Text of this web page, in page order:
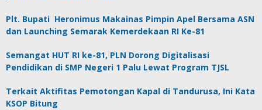
Plt. Bupati Heronimus Makainas Pimpin Apel Bersama ASN
dan Launching Semarak Kemerdekaan RI Ke-81
Semangat HUT RI ke-81, PLN Dorong Digitalisasi
Pendidikan di SMP Negeri 1 Palu Lewat Program TJSL
Terkait Aktifitas Pemotongan Kapal di Tandurusa, Ini Kata
KSOP Bitung